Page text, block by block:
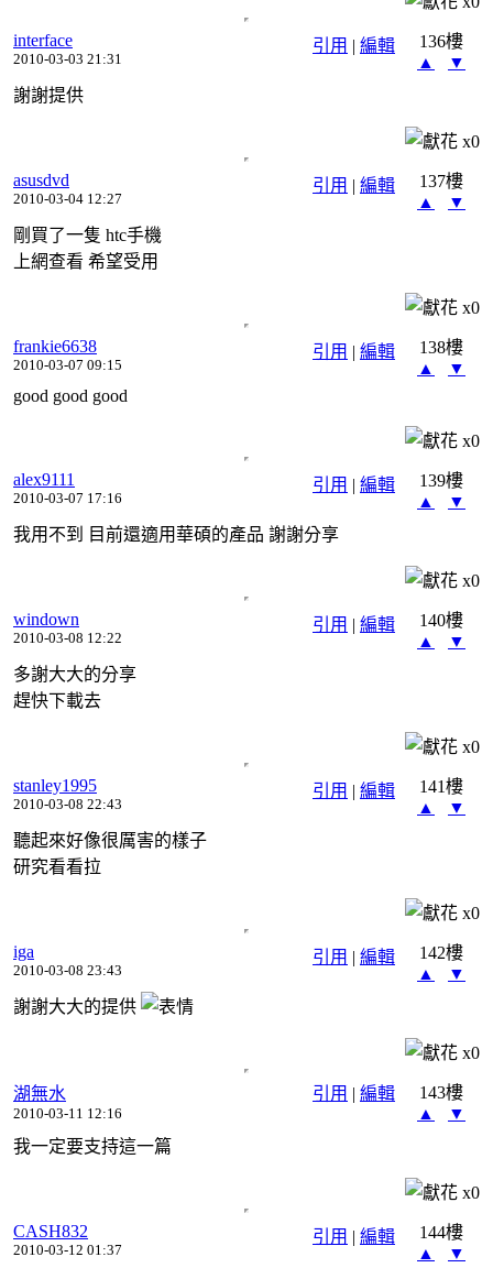
引用 | 編輯
interface
2010-03-03 21:31
136樓
▲
▼
謝謝提供
x0
引用 | 編輯
asusdvd
2010-03-04 12:27
137樓
▲
▼
剛買了一隻 htc手機
上網查看 希望受用
x0
引用 | 編輯
frankie6638
2010-03-07 09:15
138樓
▲
▼
good good good
x0
引用 | 編輯
alex9111
2010-03-07 17:16
139樓
▲
▼
我用不到 目前還適用華碩的產品 謝謝分享
x0
引用 | 編輯
windown
2010-03-08 12:22
140樓
▲
▼
多謝大大的分享
趕快下載去
x0
引用 | 編輯
stanley1995
2010-03-08 22:43
141樓
▲
▼
聽起來好像很厲害的樣子
研究看看拉
x0
引用 | 編輯
iga
2010-03-08 23:43
142樓
▲
▼
謝謝大大的提供
x0
引用 | 編輯
湖無水
2010-03-11 12:16
143樓
▲
▼
我一定要支持這一篇
x0
引用 | 編輯
CASH832
2010-03-12 01:37
144樓
▲
▼